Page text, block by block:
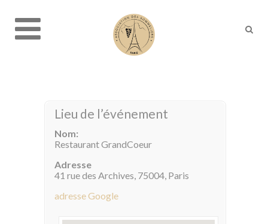
Lieu de l’événement
Nom:
Restaurant GrandCoeur
Adresse
41 rue des Archives, 75004, Paris
adresse Google